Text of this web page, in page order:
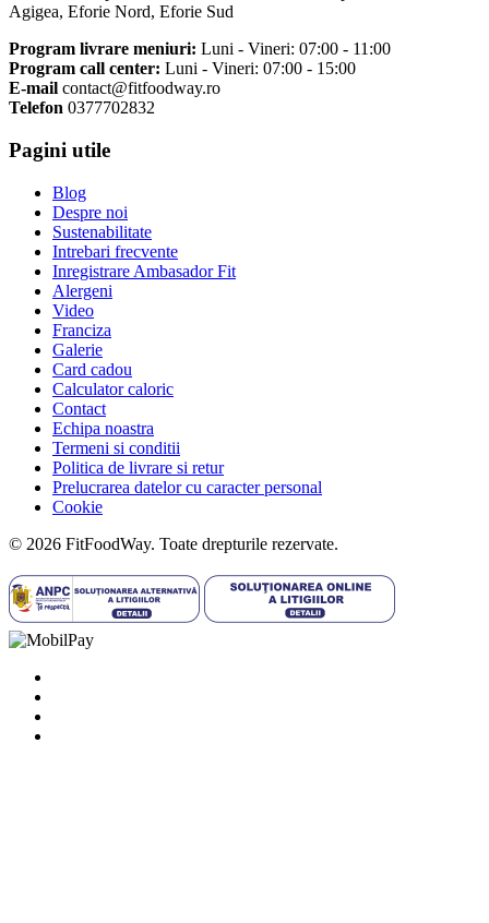
Agigea, Eforie Nord, Eforie Sud
Program livrare meniuri: Luni - Vineri: 07:00 - 11:00
Program call center: Luni - Vineri: 07:00 - 15:00
E-mail contact@fitfoodway.ro
Telefon 0377702832
Pagini utile
Blog
Despre noi
Sustenabilitate
Intrebari frecvente
Inregistrare Ambasador Fit
Alergeni
Video
Franciza
Galerie
Card cadou
Calculator caloric
Contact
Echipa noastra
Termeni si conditii
Politica de livrare si retur
Prelucrarea datelor cu caracter personal
Cookie
© 2026 FitFoodWay. Toate drepturile rezervate.